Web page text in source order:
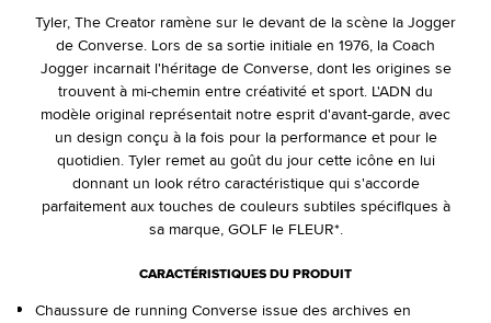
Tyler, The Creator ramène sur le devant de la scène la Jogger
de Converse. Lors de sa sortie initiale en 1976, la Coach
Jogger incarnait l'héritage de Converse, dont les origines se
trouvent à mi-chemin entre créativité et sport. L'ADN du
modèle original représentait notre esprit d'avant-garde, avec
un design conçu à la fois pour la performance et pour le
quotidien. Tyler remet au goût du jour cette icône en lui
donnant un look rétro caractéristique qui s'accorde
parfaitement aux touches de couleurs subtiles spécifiques à
sa marque, GOLF le FLEUR*.
CARACTÉRISTIQUES DU PRODUIT
Chaussure de running Converse issue des archives en